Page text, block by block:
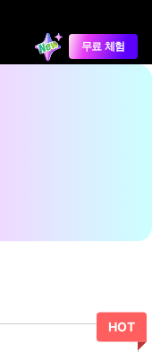
무료 체험
HOT